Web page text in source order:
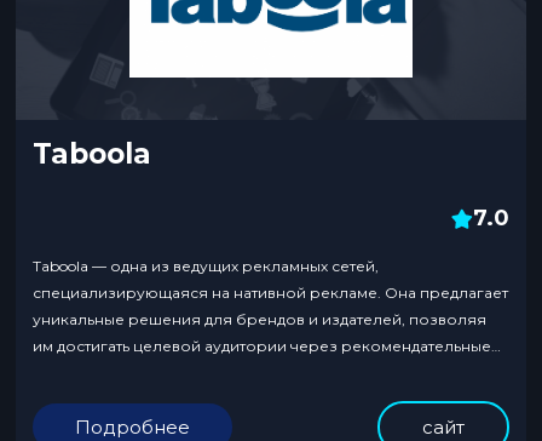
Taboola
7.0
Taboola — одна из ведущих рекламных сетей,
специализирующаяся на нативной рекламе. Она предлагает
уникальные решения для брендов и издателей, позволяя
им достигать целевой аудитории через рекомендательные
Таргетинг: Платформа использует продвинутые алгоритмы
для показа рекламы на основе интересов и поведения
Подробнее сайт